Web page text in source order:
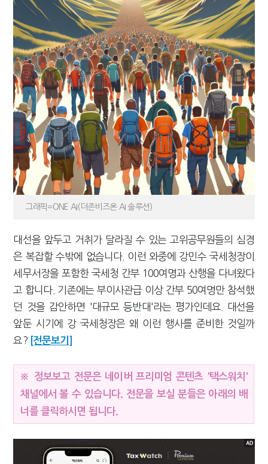
그래픽=ONE AI(더존비즈온 AI 솔루션)
대선을 앞두고 거취가 달라질 수 있는 고위공무원들의 심경
은 복잡할 수밖에 없습니다. 이런 와중에 강민수 국세청장이
세무서장을 포함한 국세청 간부 100여명과 산행을 다녀왔다
고 합니다. 기존에는 부이사관급 이상 간부 50여명만 참석했
던 것을 감안하면 '대규모 등반대'라는 평가인데요. 대선을
앞둔 시기에 강 국세청장은 왜 이런 행사를 준비한 것일까
요? [전문보기]
※ 정보보고 전문은 네이버 프리미엄 콘텐츠 '택스워치'
채널에서 볼 수 있습니다. 전문을 보실 분들은 아래의 배
너를 클릭하시면 됩니다.